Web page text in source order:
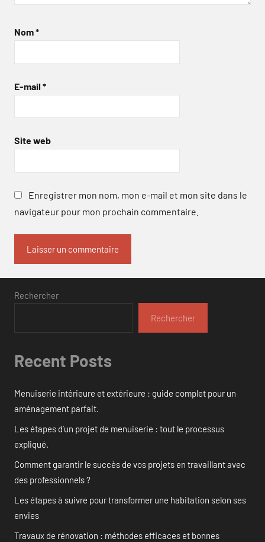
Nom*
E-mail *
Site web
Enregistrer mon nom, mon e-mail et mon site dans le
navigateur pour mon prochain commentaire.
Rechercher
Rechercher
Recent Posts
Menuiserie intérieure et extérieure : guide complet pour un
aménagement parfait.
Les étapes d’un projet de menuiserie : tout le processus
expliqué.
Comment garantir le succès de vos projets en travaillant avec
des professionnels ?
Les étapes à suivre pour transformer une habitation selon ses
envies
Travaux de rénovation : méthodes efficaces et bonnes